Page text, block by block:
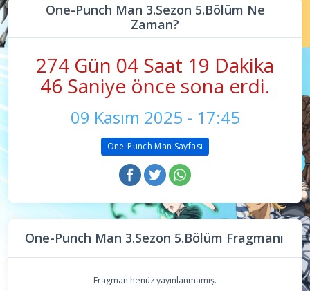
One-Punch Man 3.Sezon 5.Bölüm Ne
Zaman?
274 Gün 04 Saat 19 Dakika
46 Saniye önce sona erdi.
09 Kasım 2025 - 17:45
One-Punch Man Sayfası
One-Punch Man 3.Sezon 5.Bölüm Fragmanı
Fragman henüz yayınlanmamış.